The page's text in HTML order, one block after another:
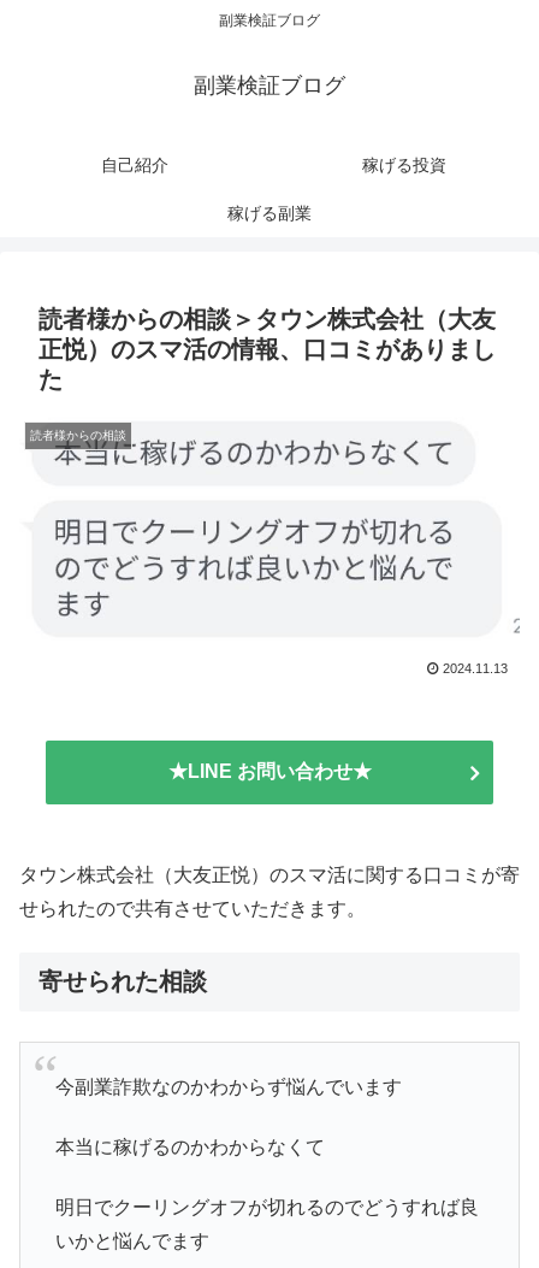
副業検証ブログ
副業検証ブログ
自己紹介 稼げる投資
稼げる副業
読者様からの相談＞タウン株式会社（大友
正悦）のスマ活の情報、口コミがありまし
た
読者様からの相談
2024.11.13
★LINE お問い合わせ★
タウン株式会社（大友正悦）のスマ活に関する口コミが寄
せられたので共有させていただきます。
寄せられた相談
今副業詐欺なのかわからず悩んでいます
本当に稼げるのかわからなくて
明日でクーリングオフが切れるのでどうすれば良
いかと悩んでます